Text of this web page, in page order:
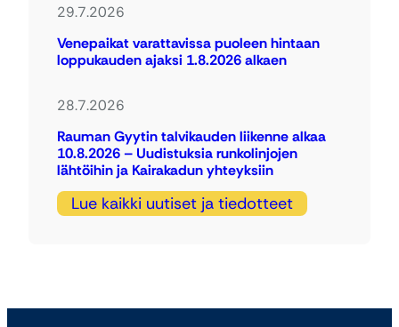
29.7.2026
Venepaikat varattavissa puoleen hintaan
loppukauden ajaksi 1.8.2026 alkaen
28.7.2026
Rauman Gyytin talvikauden liikenne alkaa
10.8.2026 – Uudistuksia runkolinjojen
lähtöihin ja Kairakadun yhteyksiin
Lue kaikki uutiset ja tiedotteet